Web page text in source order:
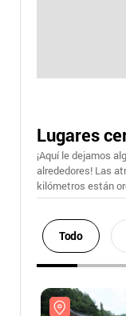
Lugares
¡Aquí le dejamos
alrededores! Las
kilómetros están
Todo